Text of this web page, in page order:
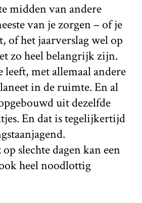
midden van andere
van je zorgen – of je
of het jaarverslag wel op
zo heel belangrijk zijn.
leeft, met allemaal andere
in de ruimte. En al
uit dezelfde
En dat is tegelijkertijd
slechte dagen kan een
heel noodlottig